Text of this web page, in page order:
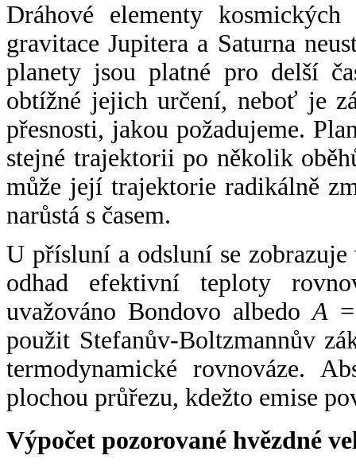
Dráhové elementy
gravitace Jupitera a Saturna
planety jsou platné pro delší
obtížné jejich určení, neboť je
přesnosti, jakou požadujeme.
stejné trajektorii po několik
může její trajektorie radikálně
narůstá s časem.
U přísluní a odsluní se
odhad efektivní teploty
uvažováno Bondovo albedoA
použit Stefanův-Boltzmannův
termodynamické rovnováze.
plochou průřezu, kdežto emise
Výpočet pozorované hvězdné